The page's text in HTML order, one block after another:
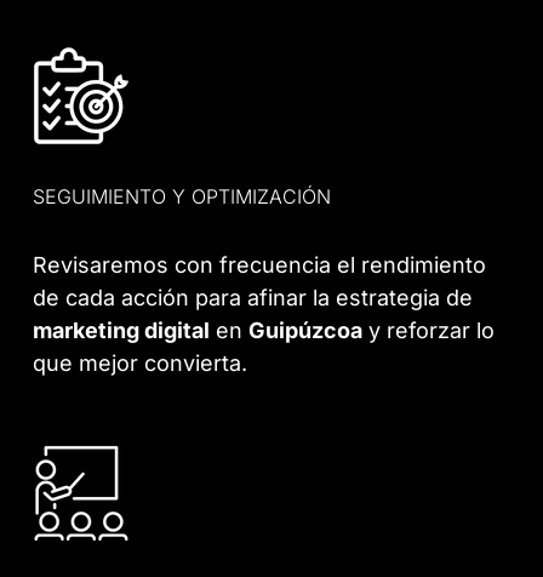
SEGUIMIENTO Y OPTIMIZACIÓN
Revisaremos con frecuencia el rendimiento
de cada acción para afinar la estrategia de
marketing digital enGuipúzcoa y reforzar lo
que mejor convierta.